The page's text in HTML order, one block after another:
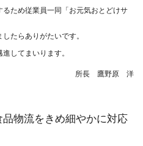
ため従業員一同「お元気おとどけサ
たらありがたいです。
してまいります。
所長 鷹野原 洋
物流をきめ細やかに対応